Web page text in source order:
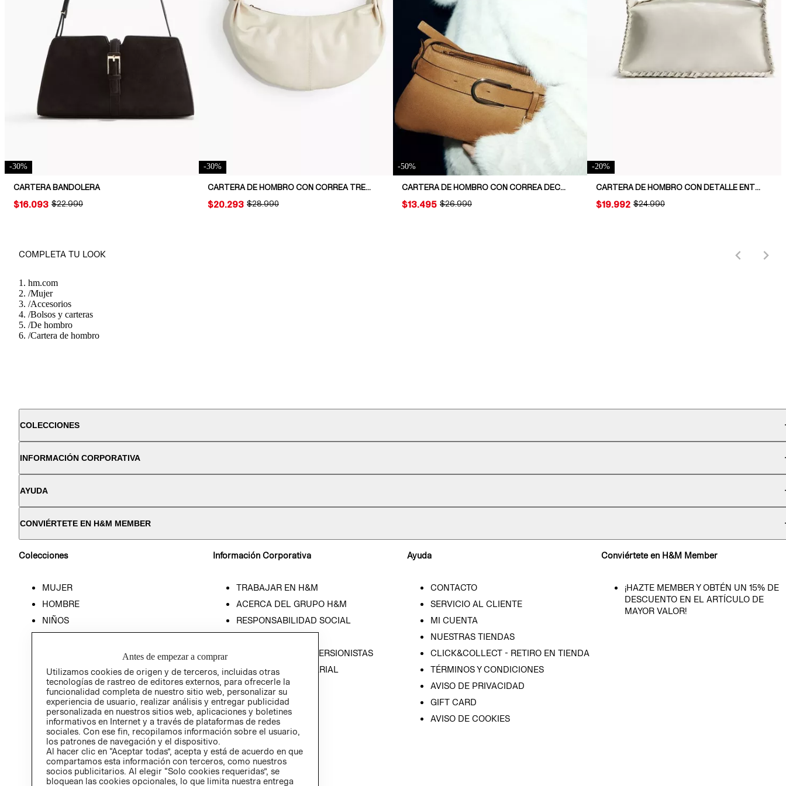
-30%
CARTERA BANDOLERA
ORIGINAL PRICE:
$22.990
PRICE:
$16.093
-30%
CARTERA DE HOMBRO CON CORREA TRENZADA
ORIGINAL PRICE:
$28.990
PRICE:
$20.293
-50%
CARTERA DE HOMBRO CON CORREA DECORATIVA
ORIGINAL PRICE:
$26.990
PRICE:
$13.495
-20%
CARTERA DE HOMBRO CON DETALLE ENTRELAZADO
ORIGINAL PRICE:
$24.990
PRICE:
$19.992
COMPLETA TU LOOK
hm.com
/Mujer
/Accesorios
/Bolsos y carteras
/De hombro
/Cartera de hombro
COLECCIONES
INFORMACIÓN CORPORATIVA
AYUDA
CONVIÉRTETE EN H&M MEMBER
Colecciones
MUJER
HOMBRE
NIÑOS
Información Corporativa
TRABAJAR EN H&M
ACERCA DEL GRUPO H&M
RESPONSABILIDAD SOCIAL
RELACIÓN CON INVERSIONISTAS
POLÍTICA EMPRESARIAL
Ayuda
CONTACTO
SERVICIO AL CLIENTE
MI CUENTA
NUESTRAS TIENDAS
CLICK&COLLECT - RETIRO EN TIENDA
TÉRMINOS Y CONDICIONES
AVISO DE PRIVACIDAD
GIFT CARD
AVISO DE COOKIES
Conviértete en H&M Member
¡HAZTE MEMBER Y OBTÉN UN 15% DE
DESCUENTO EN EL ARTÍCULO DE
MAYOR VALOR!
Antes de empezar a comprar
Utilizamos cookies de origen y de terceros, incluidas otras
tecnologías de rastreo de editores externos, para ofrecerle la
funcionalidad completa de nuestro sitio web, personalizar su
experiencia de usuario, realizar análisis y entregar publicidad
personalizada en nuestros sitios web, aplicaciones y boletines
informativos en Internet y a través de plataformas de redes
sociales. Con ese fin, recopilamos información sobre el usuario,
los patrones de navegación y el dispositivo.
Al hacer clic en “Aceptar todas”, acepta y está de acuerdo en que
compartamos esta información con terceros, como nuestros
socios publicitarios. Al elegir “Solo cookies requeridas”, se
bloquean las cookies opcionales, lo que limita nuestra entrega